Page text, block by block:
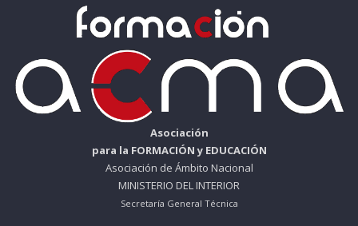
Asociación
para la FORMACIÓN y EDUCACIÓN
Asociación de Ámbito Nacional
MINISTERIO DEL INTERIOR
Secretaría General Técnica